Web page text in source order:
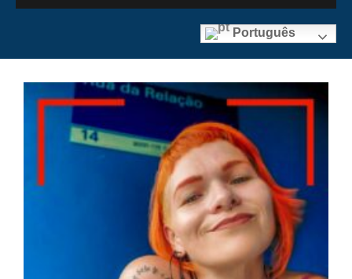
Português